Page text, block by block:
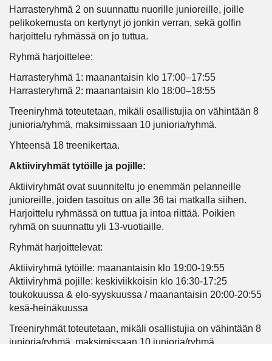
Harrasteryhmä 2 on suunnattu nuorille junioreille, joille
pelikokemusta on kertynyt jo jonkin verran, sekä golfin
harjoittelu ryhmässä on jo tuttua.
Ryhmä harjoittelee:
Harrasteryhmä 1: maanantaisin klo 17:00–17:55
Harrasteryhmä 2: maanantaisin klo 18:00–18:55
Treeniryhmä toteutetaan, mikäli osallistujia on vähintään 8
junioria/ryhmä, maksimissaan 10 junioria/ryhmä.
Yhteensä 18 treenikertaa.
Aktiiviryhmät tytöille ja pojille:
Aktiiviryhmät ovat suunniteltu jo enemmän pelanneille
junioreille, joiden tasoitus on alle 36 tai matkalla siihen.
Harjoittelu ryhmässä on tuttua ja intoa riittää. Poikien
ryhmä on suunnattu yli 13-vuotiaille.
Ryhmät harjoittelevat:
Aktiiviryhmä tytöille: maanantaisin klo 19:00-19:55
Aktiiviryhmä pojille: keskiviikkoisin klo 16:30-17:25
toukokuussa & elo-syyskuussa / maanantaisin 20:00-20:55
kesä-heinäkuussa
Treeniryhmät toteutetaan, mikäli osallistujia on vähintään 8
junioria/ryhmä, maksimissaan 10 junioria/ryhmä.